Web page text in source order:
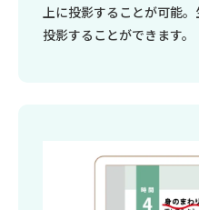
上に投影することが可能
投影することができます。